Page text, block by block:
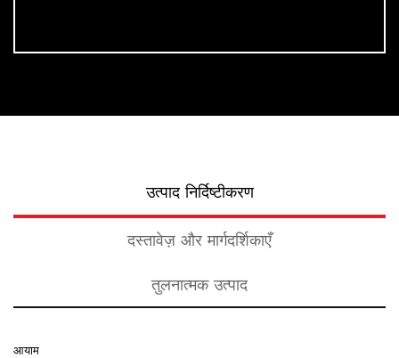
उत्पाद निर्दिष्टीकरण
दस्तावेज़ और मार्गदर्शिकाएँ
तुलनात्मक उत्पाद
आयाम